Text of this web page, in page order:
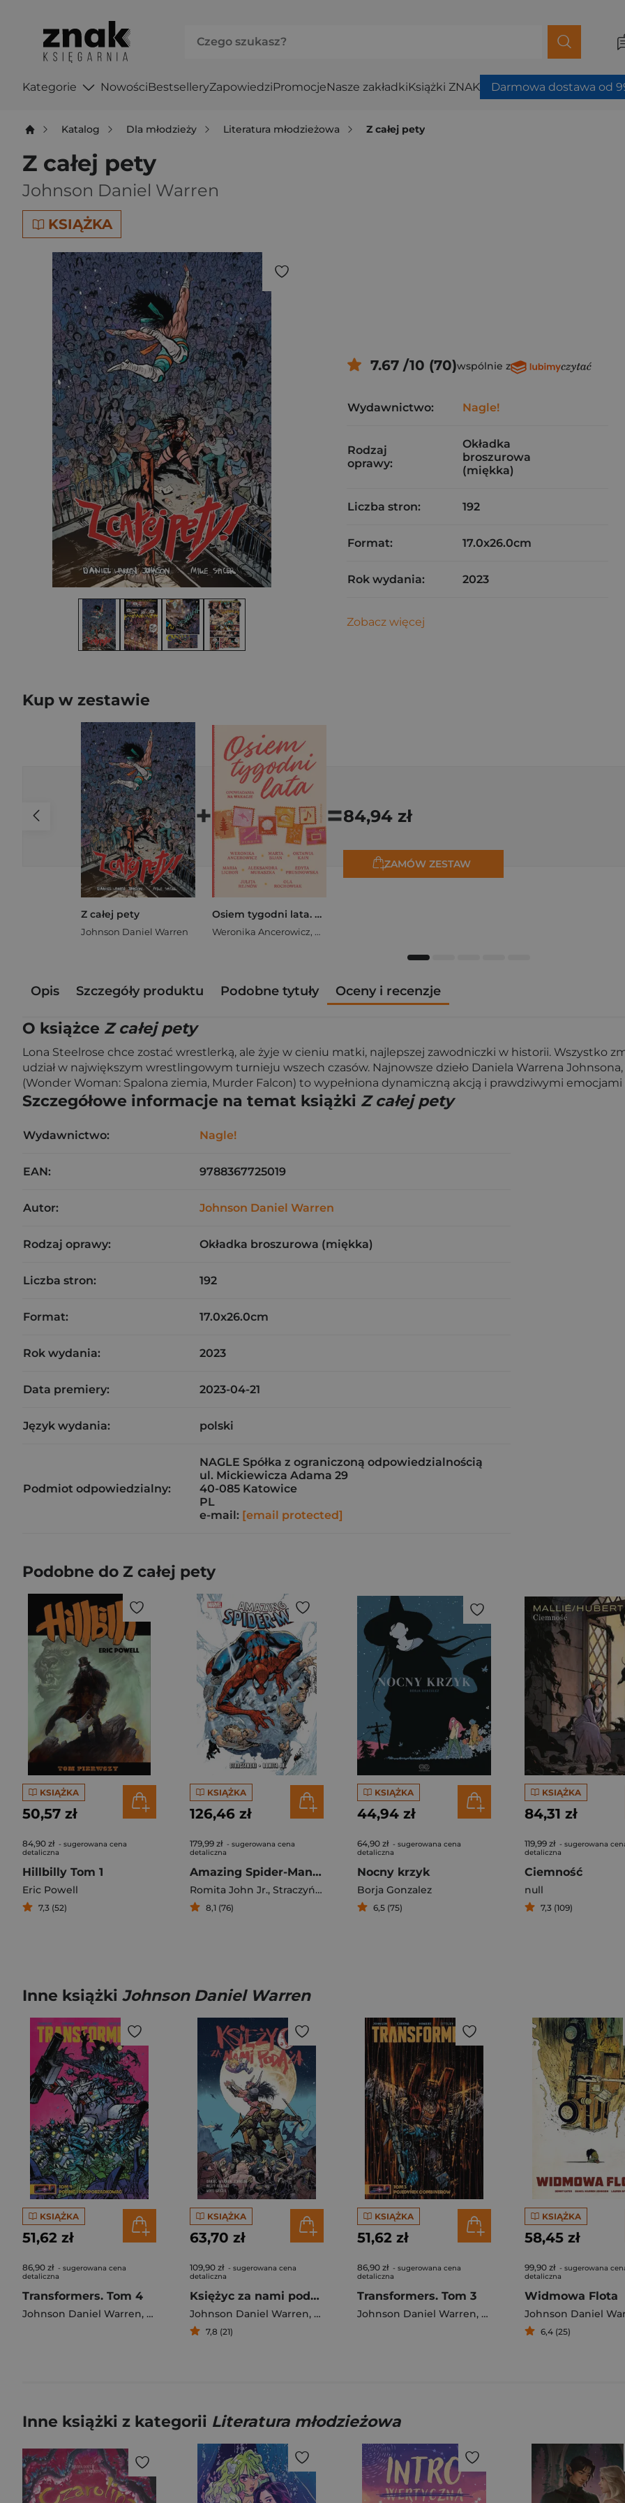
Kategorie NowościBestselleryZapowiedziPromocjeNasze zakładkiKsiążki ZNAK Darmowa dostawa od
Katalog Dla młodzieży Literatura młodzieżowa Z całej pety
Z całej pety
Johnson Daniel Warren
KSIĄŻKA
7.67 /10 (70)wspólnie z
Wydawnictwo: Nagle!
Rodzaj
oprawy:
Okładka
broszurowa
(miękka)
Liczba stron: 192
Format: 17.0x26.0cm
Rok wydania: 2023
Zobacz więcej
Kup w zestawie
Z całej pety
Johnson Daniel Warren
+
Osiem tygodni lata. Opowiadania na wakacje
Weronika Ancerowicz, Marta Bijan
=84,94 zł
ZAMÓW ZESTAW
Opis Szczegóły produktu Podobne tytuły Oceny i recenzje
O książce Z całej pety
Lona Steelrose chce zostać wrestlerką, ale żyje w cieniu matki, najlepszej zawodniczki w historii. Wszystko
udział w największym wrestlingowym turnieju wszech czasów. Najnowsze dzieło Daniela Warrena
(Wonder Woman: Spalona ziemia, Murder Falcon) to wypełniona dynamiczną akcją i prawdziwymi
Szczegółowe informacje na temat książki Z całej pety
Wydawnictwo: Nagle!
EAN: 9788367725019
Autor: Johnson Daniel Warren
Rodzaj oprawy: Okładka broszurowa (miękka)
Liczba stron: 192
Format: 17.0x26.0cm
Rok wydania: 2023
Data premiery: 2023-04-21
Język wydania: polski
Podmiot odpowiedzialny:
NAGLE Spółka z ograniczoną odpowiedzialnością
ul. Mickiewicza Adama 29
40-085 Katowice
PL
e-mail: [email protected]
Podobne do Z całej pety
KSIĄŻKA
50,57 zł
84,90 zł - sugerowana cena
detaliczna
Hillbilly Tom 1
Eric Powell
7,3 (52)
KSIĄŻKA
126,46 zł
179,99 zł - sugerowana cena
detaliczna
Amazing Spider-Man. Tom 1
Romita John Jr., Straczyński Michael
8,1 (76)
KSIĄŻKA
44,94 zł
64,90 zł - sugerowana cena
detaliczna
Nocny krzyk
Borja Gonzalez
6,5 (75)
KSIĄŻKA
84,31 zł
119,99 zł - sugerowana
detaliczna
Ciemność
null
7,3 (109)
Inne książki Johnson Daniel Warren
KSIĄŻKA
51,62 zł
86,90 zł - sugerowana cena
detaliczna
Transformers. Tom 4
Johnson Daniel Warren, Jorge Corona,Ludo Lullabi
KSIĄŻKA
63,70 zł
109,90 zł - sugerowana cena
detaliczna
Księżyc za nami podąża
Johnson Daniel Warren, Rossmo Riley
7,8 (21)
KSIĄŻKA
51,62 zł
86,90 zł - sugerowana cena
detaliczna
Transformers. Tom 3
Johnson Daniel Warren, Jason Howard
KSIĄŻKA
58,45 zł
99,90 zł - sugerowana
detaliczna
Widmowa Flota
Johnson Daniel
6,4 (25)
Inne książki z kategorii Literatura młodzieżowa